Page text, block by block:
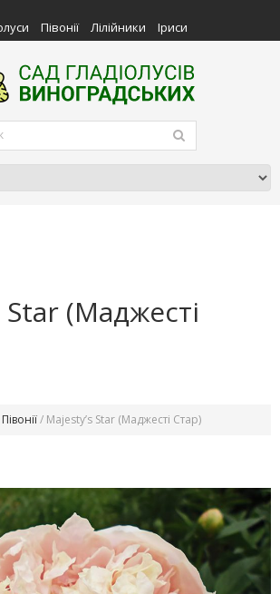
Півонії Лілійники Іриси
Star (Маджесті
Півонії/ Majesty’s Star (Маджесті Стар)